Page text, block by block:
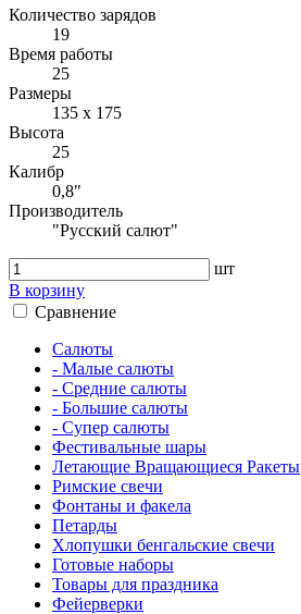
Количество зарядов
19
Время работы
25
Размеры
135 х 175
Высота
25
Калибр
0,8"
Производитель
"Русский салют"
шт
В корзину
Сравнение
Салюты
- Малые салюты
- Средние салюты
- Большие салюты
- Супер салюты
Фестивальные шары
Летающие Вращающиеся Ракеты
Римские свечи
Фонтаны и факела
Петарды
Хлопушки бенгальские свечи
Готовые наборы
Товары для праздника
Фейерверки